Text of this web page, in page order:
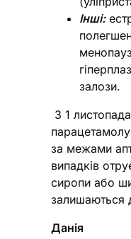
Інші:
залози.
З 1
за межами
випадків
сиропи або
залишаються
Данія